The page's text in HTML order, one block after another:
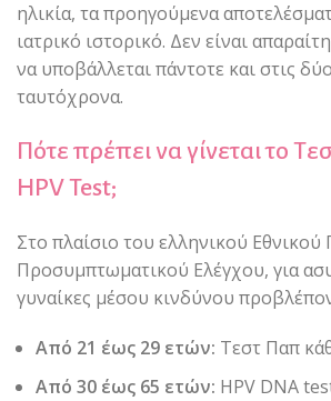
ηλικία, τα προηγούμενα
ιατρικό ιστορικό. Δεν είναι
να υποβάλλεται πάντοτε και στις
ταυτόχρονα.
Πότε πρέπει να γίνεται το
HPV Test;
Στο πλαίσιο του ελληνικού
Προσυμπτωματικού Ελέγχου, για
γυναίκες μέσου κινδύνου
Από 21 έως 29 ετών: Τεστ Παπ
Από 30 έως 65 ετών: HPV DNA